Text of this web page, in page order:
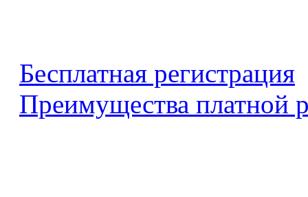
Бесплатная регистрация
Преимущества платной